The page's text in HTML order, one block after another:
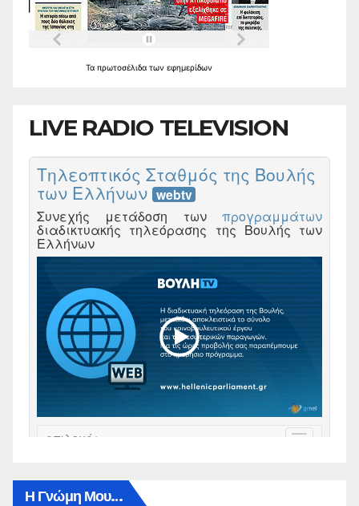
Τα πρωτοσέλιδα των εφημερίδων
LIVE RADIO TELEVISION
Η Γνώμη Μου…